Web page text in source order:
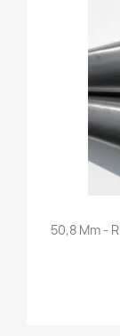
50,8 Mm -